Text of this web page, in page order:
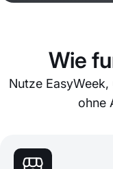
Wie
Nutze
ohne